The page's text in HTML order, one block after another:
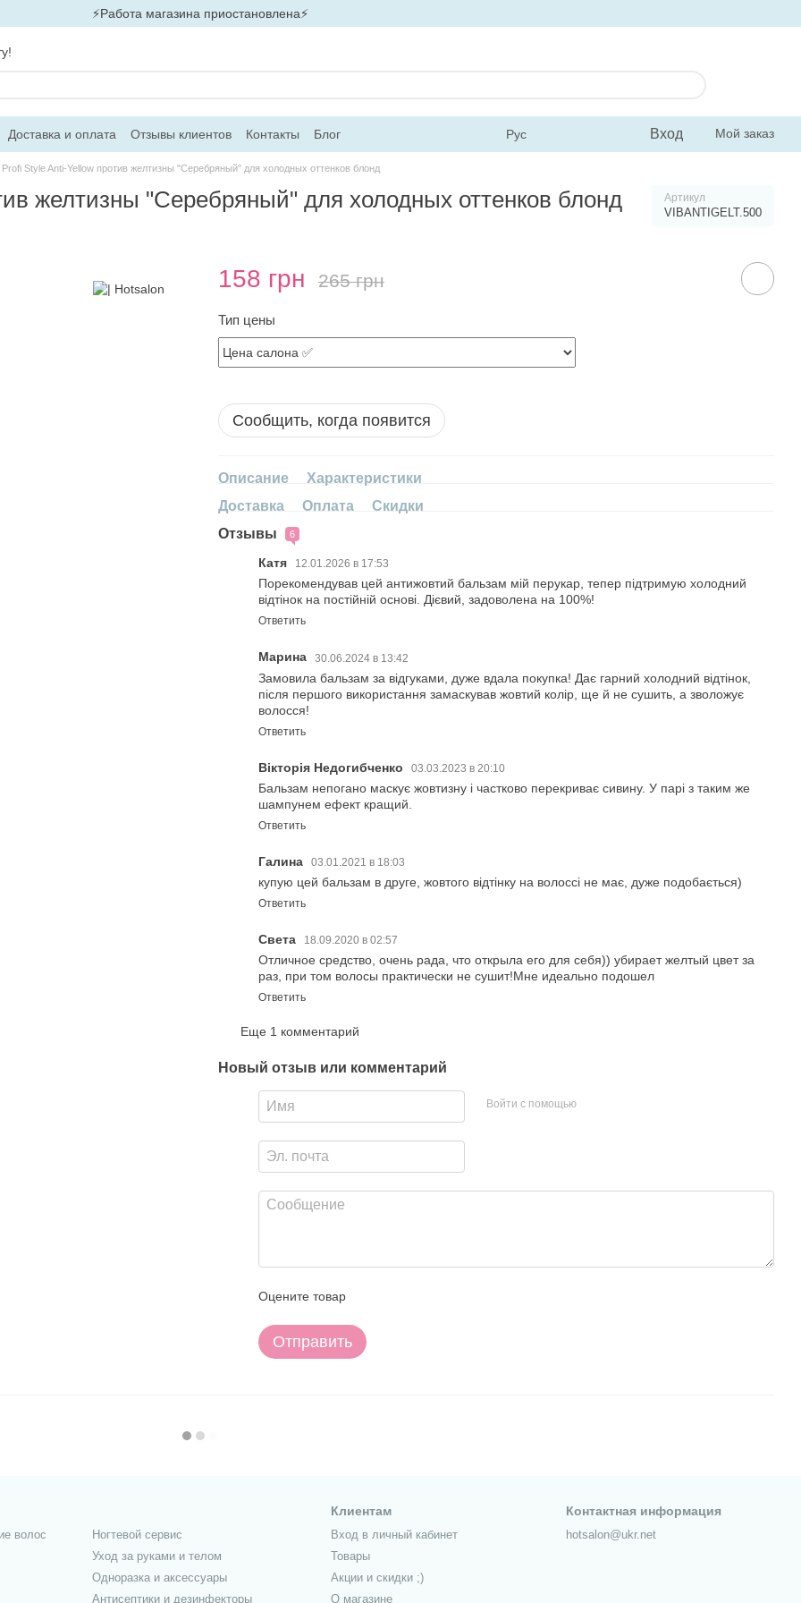
⚡Работа магазина приостановлена⚡
Доставка и оплата Отзывы клиентов Контакты Блог Рус Вход Мой заказ
Style Anti-Yellow против желтизны "Серебряный" для холодных оттенков блонд
желтизны "Серебряный" для холодных оттенков блонд Артикул
VIBANTIGELT.500
158 грн 265 грн
Тип цены
Сообщить, когда появится
Описание
Характеристики
Доставка
Оплата
Скидки
Отзывы
6
Катя 12.01.2026 в 17:53
Порекомендував цей антижовтий бальзам мій перукар, тепер підтримую холодний
відтінок на постійній основі. Дієвий, задоволена на 100%!
Ответить
Марина 30.06.2024 в 13:42
Замовила бальзам за відгуками, дуже вдала покупка! Дає гарний холодний відтінок,
після першого використання замаскував жовтий колір, ще й не сушить, а зволожує
волосся!
Ответить
Вікторія Недогибченко 03.03.2023 в 20:10
Бальзам непогано маскує жовтизну і частково перекриває сивину. У парі з таким же
шампунем ефект кращий.
Ответить
Галина 03.01.2021 в 18:03
купую цей бальзам в друге, жовтого відтінку на волоссі не має, дуже подобається)
Ответить
Света 18.09.2020 в 02:57
Отличное средство, очень рада, что открыла его для себя)) убирает желтый цвет за
раз, при том волосы практически не сушит!Мне идеально подошел
Ответить
Еще 1 комментарий
Новый отзыв или комментарий
Войти с помощью
Оцените товар
Отправить
волос
Ногтевой сервис
Уход за руками и телом
Одноразка и аксессуары
Антисептики и дезинфекторы
Клиентам
Вход в личный кабинет
Товары
Акции и скидки ;)
О магазине
Контактная информация
hotsalon@ukr.net